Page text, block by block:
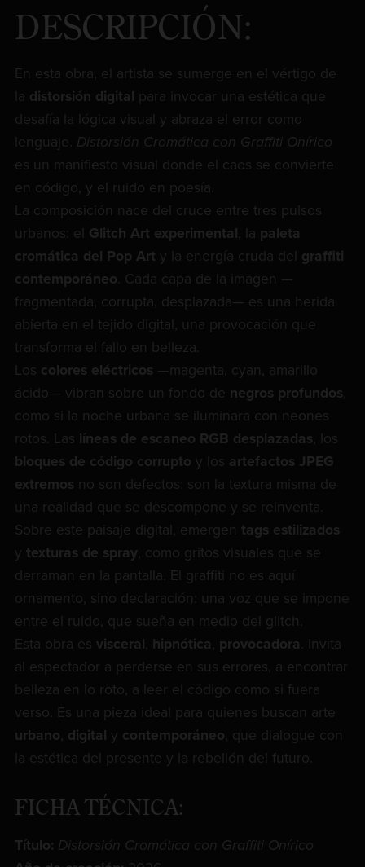
DESCRIPCIÓN:
En esta obra, el artista se sumerge en el vértigo de
la distorsión digital para invocar una estética que
desafía la lógica visual y abraza el error como
lenguaje. Distorsión Cromática con Graffiti Onírico
es un manifiesto visual donde el caos se convierte
en código, y el ruido en poesía.
La composición nace del cruce entre tres pulsos
urbanos: el Glitch Art experimental, la paleta
cromática del Pop Art y la energía cruda del graffiti
contemporáneo . Cada capa de la imagen —
fragmentada, corrupta, desplazada— es una herida
abierta en el tejido digital, una provocación que
transforma el fallo en belleza.
Los colores eléctricos —magenta, cyan, amarillo
ácido— vibran sobre un fondo de negros profundos,
como si la noche urbana se iluminara con neones
rotos. Las líneas de escaneo RGB desplazadas, los
bloques de código corrupto y los artefactos JPEG
extremos no son defectos: son la textura misma de
una realidad que se descompone y se reinventa.
Sobre este paisaje digital, emergen tags estilizados
y texturas de spray, como gritos visuales que se
derraman en la pantalla. El graffiti no es aquí
ornamento, sino declaración: una voz que se impone
entre el ruido, que sueña en medio del glitch.
Esta obra es visceral, hipnótica, provocadora . Invita
al espectador a perderse en sus errores, a encontrar
belleza en lo roto, a leer el código como si fuera
verso. Es una pieza ideal para quienes buscan arte
urbano, digital y contemporáneo, que dialogue con
la estética del presente y la rebelión del futuro.
FICHA TÉCNICA:
Título: Distorsión Cromática con Graffiti Onírico